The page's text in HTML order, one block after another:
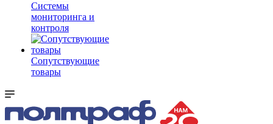
Системы
мониторинга и
контроля
Сопутствующие
товары